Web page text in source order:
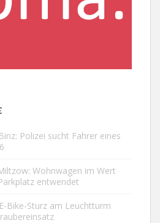
Polizei sucht Fahrer eines
Wohnwagen im Wert
entwendet
Bike-Sturz am Leuchtturm